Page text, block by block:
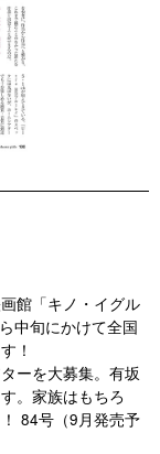
館「キノ・イグル
中旬にかけて全国
！
ーを大募集。有坂
。家族はもちろ
84号（9月発売予